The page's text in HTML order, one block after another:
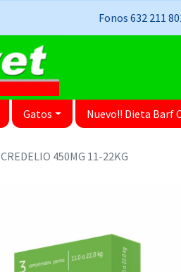
Fonos 632 211
Gatos Nuevo!! Dieta Barf
CREDELIO 450MG 11-22KG